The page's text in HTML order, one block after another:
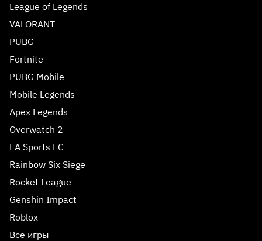
League of Legends
VALORANT
PUBG
Fortnite
PUBG Mobile
Mobile Legends
Apex Legends
Overwatch 2
EA Sports FC
Rainbow Six Siege
Rocket League
Genshin Impact
Roblox
Все игры